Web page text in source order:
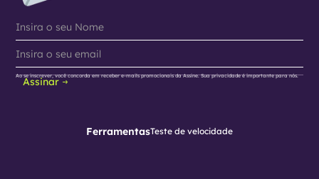
Assinar
Ao se inscrever, você concorda em receber e-mails promocionais da Assine. Sua privacidade é importante para nós.
FerramentasTeste de velocidade